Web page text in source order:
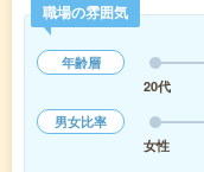
職場の雰囲気
年齢層
20代
男女比率
女性